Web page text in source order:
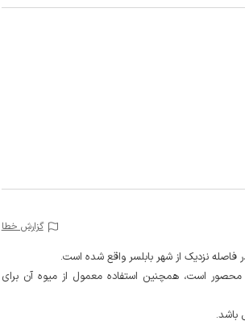
گزارش خطا
فاصله نزدیک از شهر بابلسر واقع شده است.
با دیوار محصور است، همچنین استفاده معمول از میوه آن برای